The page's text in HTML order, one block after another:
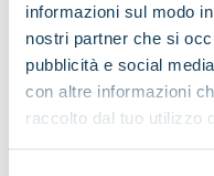
informazioni sul modo
nostri partner che si
pubblicità e social
con altre informazioni
raccolto dal tuo utilizzo